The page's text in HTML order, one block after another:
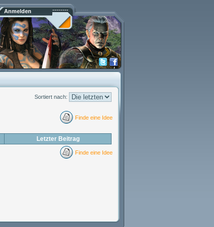
Anmelden
Sortiert nach:
Finde eine Idee
Letzter Beitrag
Finde eine Idee